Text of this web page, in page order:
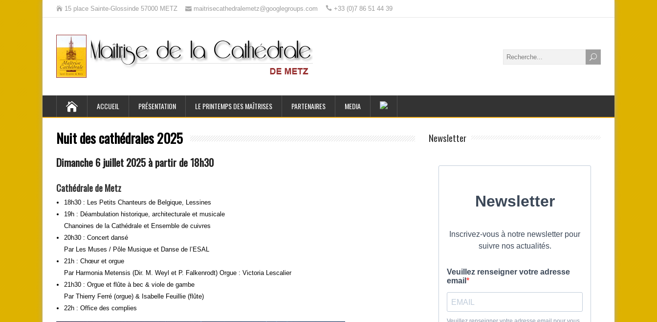
15 place Sainte-Glossinde 57000 METZ maitrisecathedralemetz@googlegroups.com +33 (0)7 86 51 44 39
ACCUEIL PRÉSENTATION LE PRINTEMPS DES MAÎTRISES PARTENAIRES MEDIA
Nuit des cathédrales 2025
Dimanche 6 juillet 2025 à partir de 18h30
Cathédrale de Metz
18h30 : Les Petits Chanteurs de Belgique, Lessines
19h : Déambulation historique, architecturale et musicale
Chanoines de la Cathédrale et Ensemble de cuivres
20h30 : Concert dansé
Par Les Muses / Pôle Musique et Danse de l’ESAL
21h : Chœur et orgue
Par Harmonia Metensis (Dir. M. Weyl et P. Falkenrodt) Orgue : Victoria Lescalier
21h30 : Orgue et flûte à bec & viole de gambe
Par Thierry Ferré (orgue) & Isabelle Feuillie (flûte)
22h : Office des complies
Newsletter